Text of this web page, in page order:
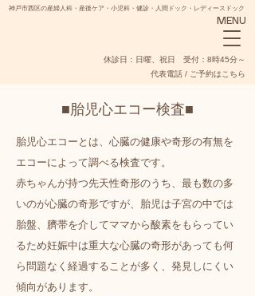
NADESHIKO
​休診日：日曜、祝日 受付：8時45分～
代表電話 / ご予約はこちら
MENU
神戸市西区の産婦人科・産後ケア・小児科・健診・人間ドック・レディースドック
■胎児心エコー検査■
胎児心エコーとは、心臓の健康や奇形の有無を
エコーによって調べる検査です。
赤ちゃんが持つ先天性奇形のうち、最も数の多
いのが心臓の奇形ですが、胎児は子宮の中では
胎盤、臍帯を介してママから酸素をもらってい
るため妊娠中は重大な心臓の奇形があっても何
ら問題なく経過することが多く、発見しにくい
傾向があります。